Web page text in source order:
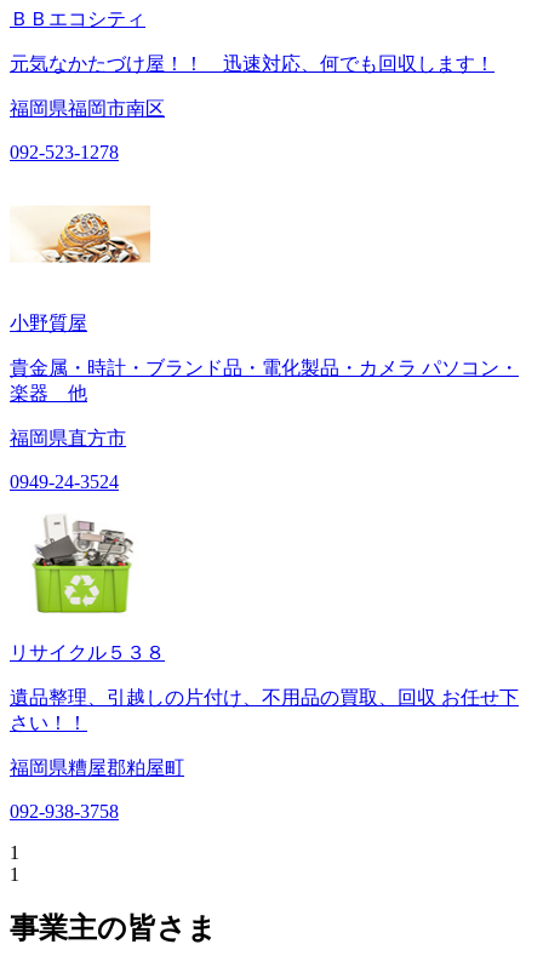
ＢＢエコシティ
元気なかたづけ屋！！ 迅速対応、何でも回収します！
福岡県福岡市南区
092-523-1278
小野質屋
貴金属・時計・ブランド品・電化製品・カメラ パソコン・
楽器 他
福岡県直方市
0949-24-3524
リサイクル５３８
遺品整理、引越しの片付け、不用品の買取、回収 お任せ下
さい！！
福岡県糟屋郡粕屋町
092-938-3758
1
1
事業主の皆さま